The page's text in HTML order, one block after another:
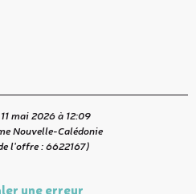
mai 2026 à 12:09
Nouvelle-Calédonie
l'offre :6622167)
une erreur